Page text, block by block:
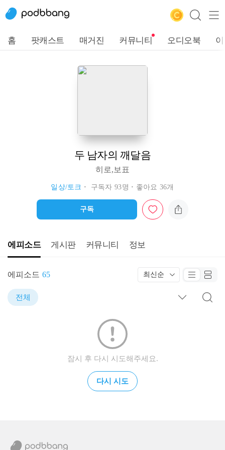
홈 팟캐스트 매거진 커뮤니티 오디오북
두 남자의 깨달음
히로,보표
일상/토크 구독자 93명 좋아요 36개
구독
에피소드 게시판 커뮤니티 정보
에피소드 65 최신순
전체
잠시 후 다시 시도해주세요.
다시 시도